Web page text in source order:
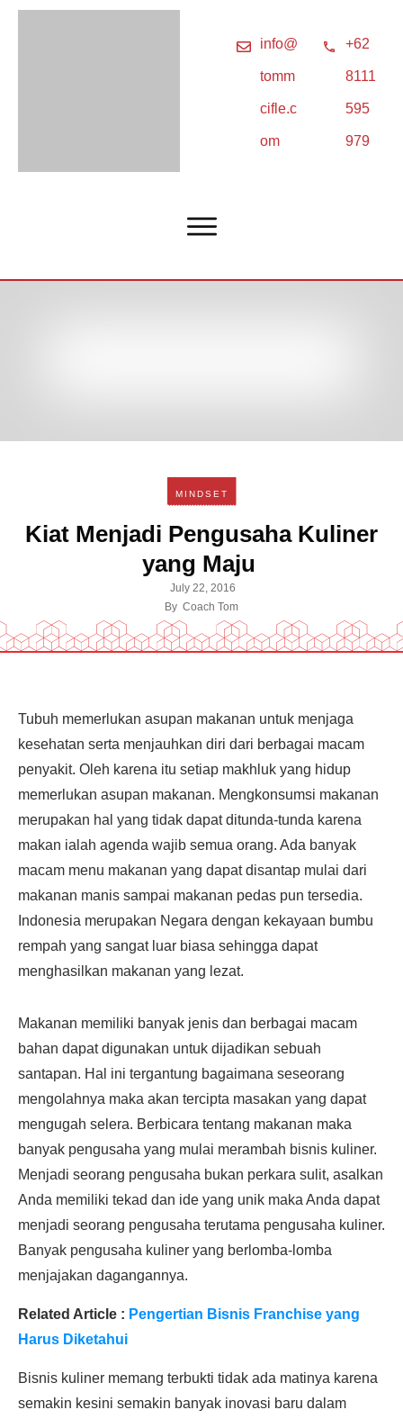
info@
tomm
cifle.c
om
+62
8111
595
979
MINDSET
Kiat Menjadi Pengusaha Kuliner
yang Maju
July 22, 2016
By Coach Tom
Tubuh memerlukan asupan makanan untuk menjaga
kesehatan serta menjauhkan diri dari berbagai macam
penyakit. Oleh karena itu setiap makhluk yang hidup
memerlukan asupan makanan. Mengkonsumsi makanan
merupakan hal yang tidak dapat ditunda-tunda karena
makan ialah agenda wajib semua orang. Ada banyak
macam menu makanan yang dapat disantap mulai dari
makanan manis sampai makanan pedas pun tersedia.
Indonesia merupakan Negara dengan kekayaan bumbu
rempah yang sangat luar biasa sehingga dapat
menghasilkan makanan yang lezat.
Makanan memiliki banyak jenis dan berbagai macam
bahan dapat digunakan untuk dijadikan sebuah
santapan. Hal ini tergantung bagaimana seseorang
mengolahnya maka akan tercipta masakan yang dapat
mengugah selera. Berbicara tentang makanan maka
banyak pengusaha yang mulai merambah bisnis kuliner.
Menjadi seorang pengusaha bukan perkara sulit, asalkan
Anda memiliki tekad dan ide yang unik maka Anda dapat
menjadi seorang pengusaha terutama pengusaha kuliner.
Banyak pengusaha kuliner yang berlomba-lomba
menjajakan dagangannya.
Related Article : Pengertian Bisnis Franchise yang
Harus Diketahui
Bisnis kuliner memang terbukti tidak ada matinya karena
semakin kesini semakin banyak inovasi baru dalam